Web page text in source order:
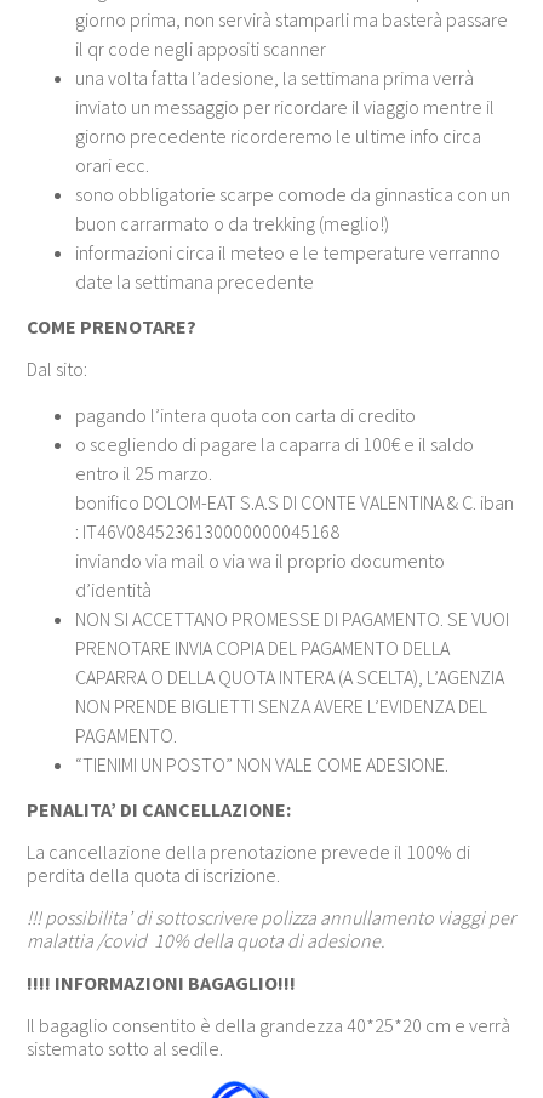
giorno prima, non servirà stamparli ma basterà passare
il qr code negli appositi scanner
una volta fatta l’adesione, la settimana prima verrà
inviato un messaggio per ricordare il viaggio mentre il
giorno precedente ricorderemo le ultime info circa
orari ecc.
sono obbligatorie scarpe comode da ginnastica con un
buon carrarmato o da trekking (meglio!)
informazioni circa il meteo e le temperature verranno
date la settimana precedente
COME PRENOTARE?
Dal sito:
pagando l’intera quota con carta di credito
o scegliendo di pagare la caparra di 100€ e il saldo
entro il 25 marzo.
bonifico DOLOM-EAT S.A.S DI CONTE VALENTINA & C. iban
: IT46V0845236130000000045168
inviando via mail o via wa il proprio documento
d’identità
NON SI ACCETTANO PROMESSE DI PAGAMENTO. SE VUOI
PRENOTARE INVIA COPIA DEL PAGAMENTO DELLA
CAPARRA O DELLA QUOTA INTERA (A SCELTA), L’AGENZIA
NON PRENDE BIGLIETTI SENZA AVERE L’EVIDENZA DEL
PAGAMENTO.
“TIENIMI UN POSTO” NON VALE COME ADESIONE.
PENALITA’ DI CANCELLAZIONE:
La cancellazione della prenotazione prevede il 100% di
perdita della quota di iscrizione.
!!! possibilita’ di sottoscrivere polizza annullamento viaggi per
malattia /covid 10% della quota di adesione.
!!!! INFORMAZIONI BAGAGLIO!!!
Il bagaglio consentito è della grandezza 40*25*20 cm e verrà
sistemato sotto al sedile.